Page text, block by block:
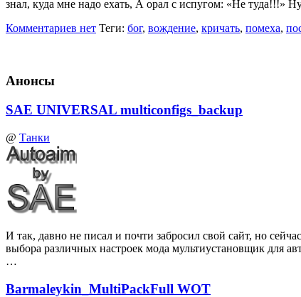
знал, куда мне надо ехать, А орал с испугом: «Не туда!!!»
Комментариев нет Теги: бог, вождение, кричать, помеха,
Анонсы
SAE UNIVERSAL multiconfigs_backup
@ Танки
И так, давно не писал и почти забросил свой сайт, но
выбора различных настроек мода мультиустановщик для
…
Barmaleykin_MultiPackFull WOT